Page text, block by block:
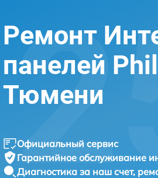
Ремонт
панелей
Тюмени
Официальный сервис
Гарантийное обслуживание
Диагностика за наш счет,